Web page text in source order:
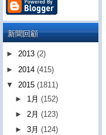
新聞回顧
► 2013 (2)
► 2014 (415)
▼ 2015 (1811)
► 1月(152)
►2月(123)
►3月(124)